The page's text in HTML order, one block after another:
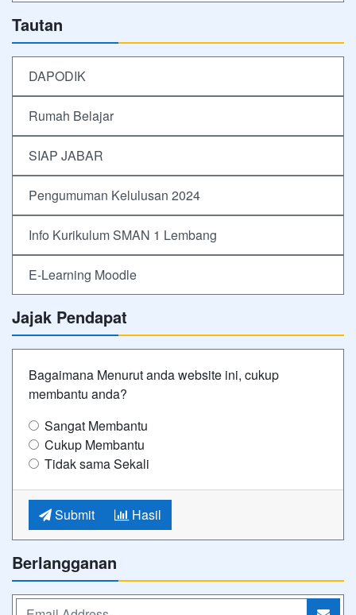
Tautan
DAPODIK
Rumah Belajar
SIAP JABAR
Pengumuman Kelulusan 2024
Info Kurikulum SMAN 1 Lembang
E-Learning Moodle
Jajak Pendapat
Bagaimana Menurut anda website ini, cukup
membantu anda?
Sangat Membantu
Cukup Membantu
Tidak sama Sekali
Submit Hasil
Berlangganan